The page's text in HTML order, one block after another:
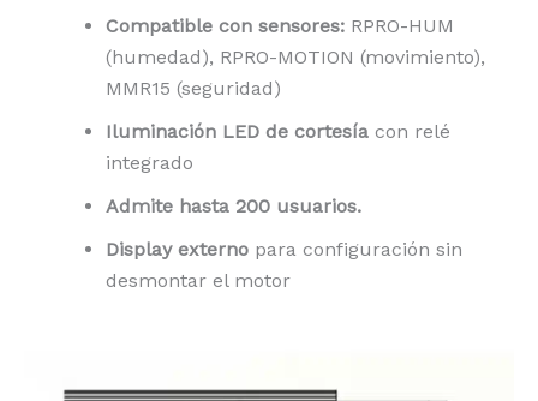
Compatible con sensores: RPRO-HUM
(humedad), RPRO-MOTION (movimiento),
MMR15 (seguridad)
Iluminación LED de cortesía con relé
integrado
Admite hasta 200 usuarios.
Display externo para configuración sin
desmontar el motor